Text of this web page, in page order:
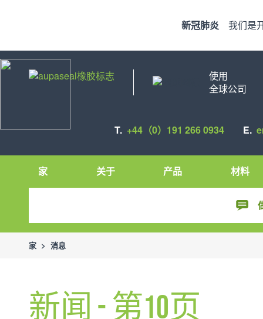
新冠肺炎 我们是
使用
全球公司
T. +44（0）191 266 0934 E.
家 关于 产品 材料
家 > 消息
新闻 - 第10页